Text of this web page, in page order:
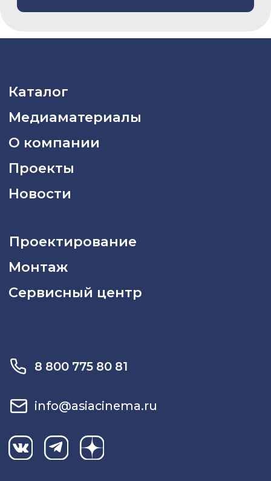
Политика конфиденциальности
2026 © «Азия Синема»
Разработка сайта – Вангер.рф